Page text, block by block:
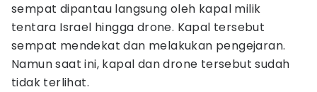
sempat dipantau langsung oleh kapal milik
tentara Israel hingga drone. Kapal tersebut
sempat mendekat dan melakukan pengejaran.
Namun saat ini, kapal dan drone tersebut sudah
tidak terlihat.